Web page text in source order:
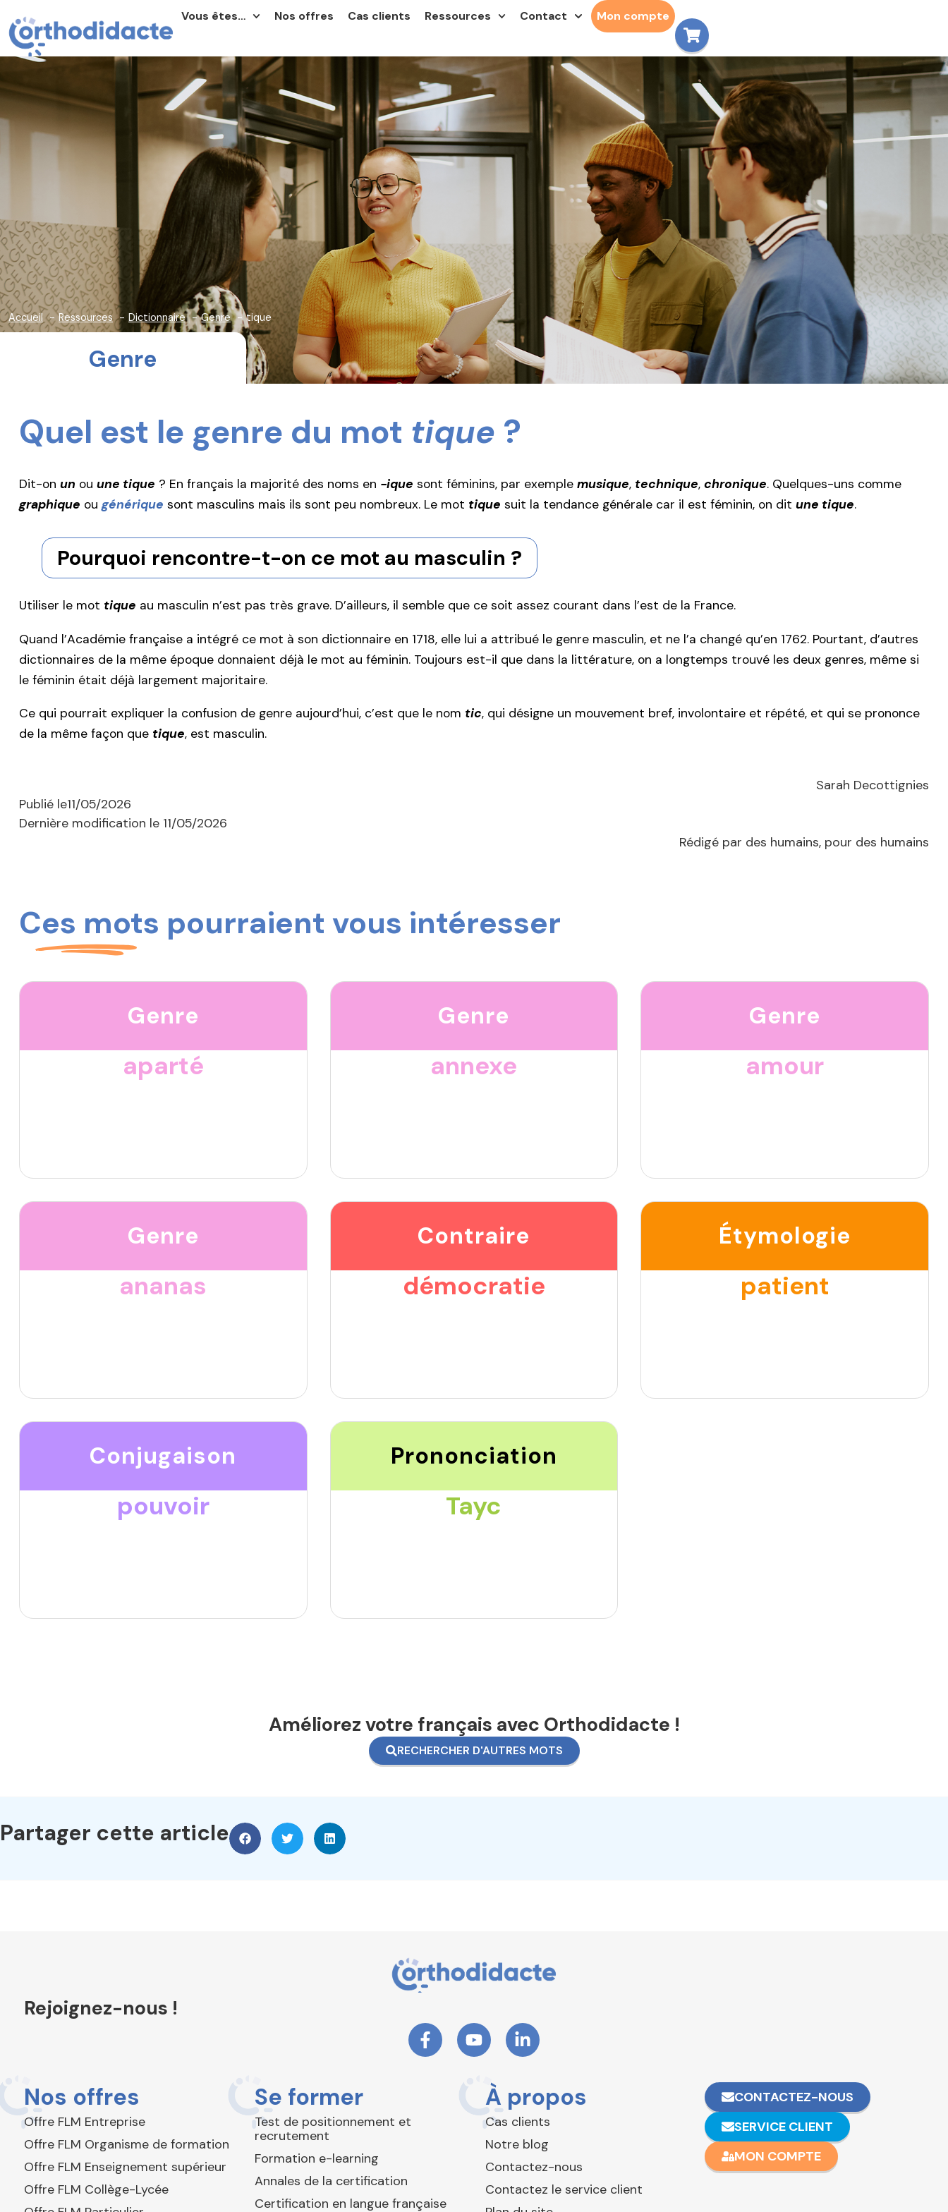
Vous êtes… Nos offres Cas clients Ressources Contact Mon compte
Accueil Ressources Dictionnaire Genre tique
Genre
Quel est le genre du mot tique ?
Dit-on un ou une tique ? En français la majorité des noms en -ique sont féminins, par exemple musique, technique, chronique. Quelques-uns comme
graphique ou générique sont masculins mais ils sont peu nombreux. Le mot tique suit la tendance générale car il est féminin, on dit une tique.
Pourquoi rencontre-t-on ce mot au masculin ?
Utiliser le mot tique au masculin n’est pas très grave. D’ailleurs, il semble que ce soit assez courant dans l’est de la France.
Quand l’Académie française a intégré ce mot à son dictionnaire en 1718, elle lui a attribué le genre masculin, et ne l’a changé qu’en 1762. Pourtant, d’autres
dictionnaires de la même époque donnaient déjà le mot au féminin. Toujours est-il que dans la littérature, on a longtemps trouvé les deux genres, même si
le féminin était déjà largement majoritaire.
Ce qui pourrait expliquer la confusion de genre aujourd’hui, c’est que le nom tic, qui désigne un mouvement bref, involontaire et répété, et qui se prononce
de la même façon que tique, est masculin.
Sarah Decottignies
Publié le11/05/2026
Dernière modification le 11/05/2026
Rédigé par des humains, pour des humains
Ces mots pourraient vous intéresser
Genre
aparté
Genre
annexe
Genre
amour
Genre
ananas
Contraire
démocratie
Étymologie
patient
Conjugaison
pouvoir
Prononciation
Tayc
Améliorez votre français avec Orthodidacte !
RECHERCHER D'AUTRES MOTS
Partager cette article
Rejoignez-nous !
Nos offres
Offre FLM Entreprise
Offre FLM Organisme de formation
Offre FLM Enseignement supérieur
Offre FLM Collège-Lycée
Se former
Test de positionnement et
recrutement
Formation e-learning
Annales de la certification
Certification en langue française
À propos
Cas clients
Notre blog
Contactez-nous
Contactez le service client
CONTACTEZ-NOUS
SERVICE CLIENT
MON COMPTE